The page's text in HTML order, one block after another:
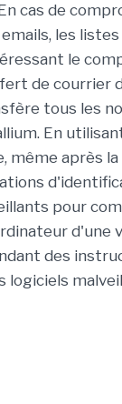
cas de
les
le
de courrier
tous les
En
même après
pour
d'une
des
logiciels